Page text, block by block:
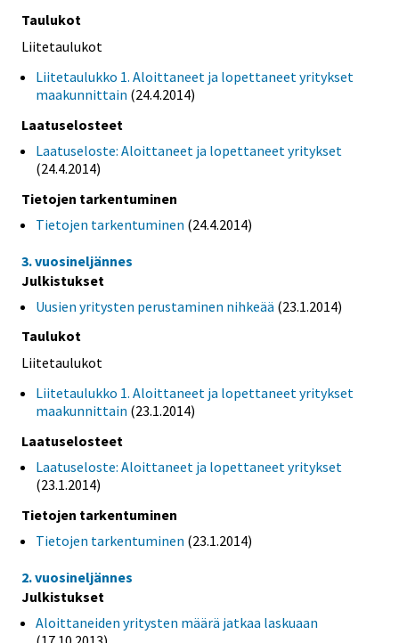
Taulukot
Liitetaulukot
Liitetaulukko 1. Aloittaneet ja lopettaneet yritykset
maakunnittain (24.4.2014)
Laatuselosteet
Laatuseloste: Aloittaneet ja lopettaneet yritykset
(24.4.2014)
Tietojen tarkentuminen
Tietojen tarkentuminen (24.4.2014)
3. vuosineljännes
Julkistukset
Uusien yritysten perustaminen nihkeää (23.1.2014)
Taulukot
Liitetaulukot
Liitetaulukko 1. Aloittaneet ja lopettaneet yritykset
maakunnittain (23.1.2014)
Laatuselosteet
Laatuseloste: Aloittaneet ja lopettaneet yritykset
(23.1.2014)
Tietojen tarkentuminen
Tietojen tarkentuminen (23.1.2014)
2. vuosineljännes
Julkistukset
Aloittaneiden yritysten määrä jatkaa laskuaan